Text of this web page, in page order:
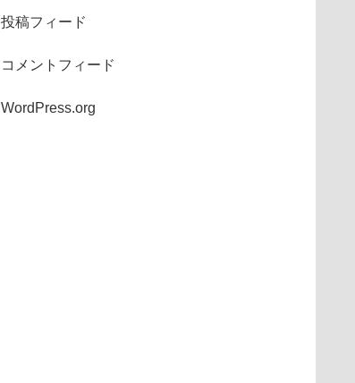
投稿フィード
コメントフィード
WordPress.org